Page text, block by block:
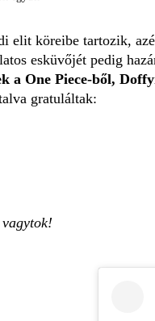
elit köreibe tartozik,
esküvőjét pedig
a One Piece-ből,
gratuláltak: